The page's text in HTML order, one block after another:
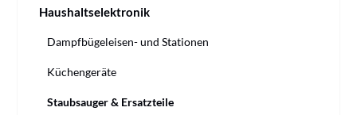
Haushaltselektronik
Dampfbügeleisen- und Stationen
Küchengeräte
Staubsauger & Ersatzteile